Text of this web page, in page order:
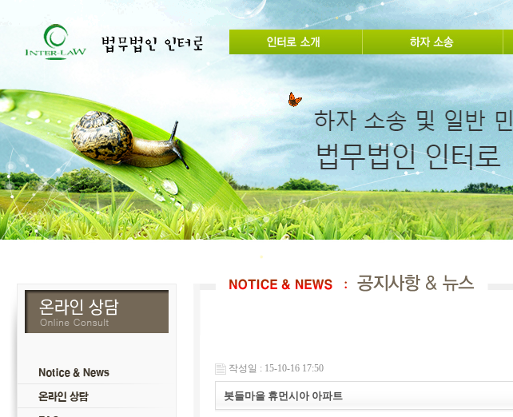
작성일 : 15-10-16 17:50
봇들마을 휴먼시아 아파트